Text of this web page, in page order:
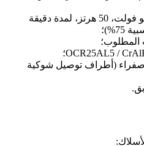
6. قوة العزل الكهربائي: >3.0 كيلو فولت، 50 هرتز، لمدة دقيقة
صفراء (أطراف توصيل شوكية